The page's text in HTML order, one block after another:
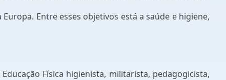
Entre esses objetivos está a saúde e higiene,
Física higienista, militarista, pedagogicista,